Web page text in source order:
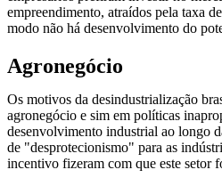
empreendimento, atraídos pela taxa
modo não há desenvolvimento do
Agronegócio
Os motivos da desindustrialização
agronegócio e sim em políticas
desenvolvimento industrial ao longo
de "desprotecionismo" para as
incentivo fizeram com que este setor